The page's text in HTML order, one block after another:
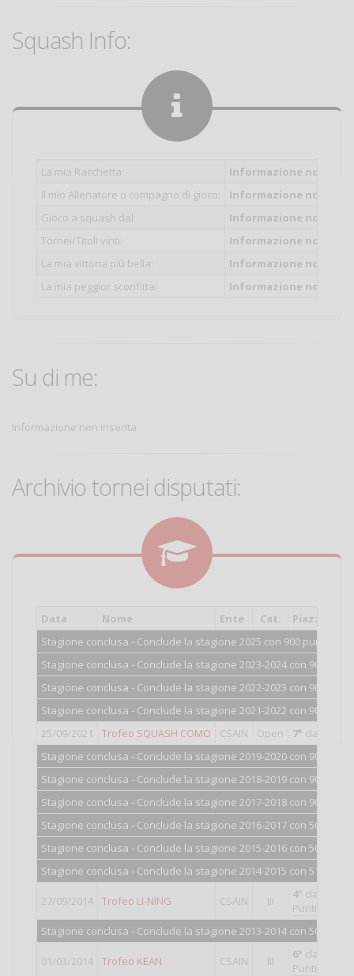
Squash Info:
La mia Racchetta:
Informazione non
Il mio Allenatore o compagno di gioco:
Informazione non
Gioco a squash dal:
Informazione non
Tornei/Titoli vinti:
Informazione non
La mia vittoria più bella:
Informazione non
La mia peggior sconfitta:
Informazione non
Su di me:
Informazione non inserita
Archivio tornei disputati:
Data Nome Ente Cat.
Stagione conclusa - Conclude la stagione 2025 con 900 punti.
Stagione conclusa - Conclude la stagione 2023-2024 con 900 punti.
Stagione conclusa - Conclude la stagione 2022-2023 con 900 punti.
Stagione conclusa - Conclude la stagione 2021-2022 con 908 punti.
25/09/2021
Trofeo SQUASH COMO CSAIN Open 7°
Stagione conclusa - Conclude la stagione 2019-2020 con 900 punti.
Stagione conclusa - Conclude la stagione 2018-2019 con 900 punti.
Stagione conclusa - Conclude la stagione 2017-2018 con 900 punti.
Stagione conclusa - Conclude la stagione 2016-2017 con 502 punti.
Stagione conclusa - Conclude la stagione 2015-2016 con 506 punti.
Stagione conclusa - Conclude la stagione 2014-2015 con 517 punti.
27/09/2014 Trofeo LI-NING CSAIN III 4°
Punti validi
Stagione conclusa - Conclude la stagione 2013-2014 con 505 punti.
01/03/2014 Trofeo KEAN CSAIN III 6°
Punti validi